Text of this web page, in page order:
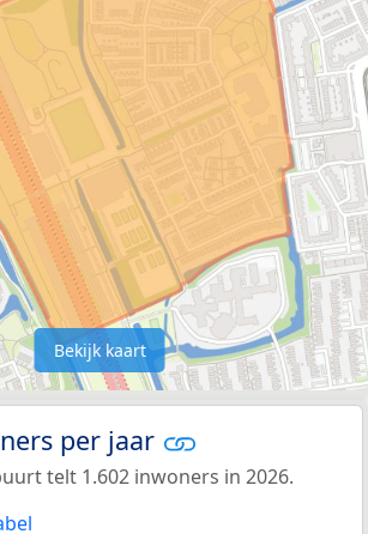
Bekijk kaart
per jaar
telt 1.602 inwoners in 2026.